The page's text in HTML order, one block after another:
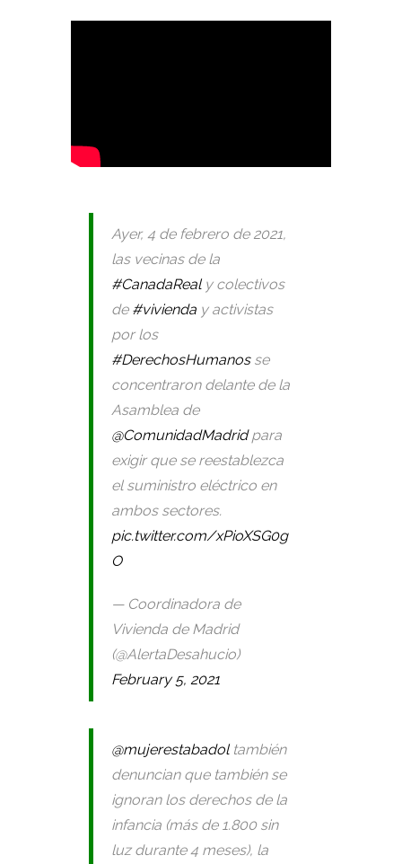
Ayer, 4 de febrero de 2021,
las vecinas de la
#CanadaRealy colectivos
de #vivienda y activistas
por los
#DerechosHumanosse
concentraron delante de la
Asamblea de
@ComunidadMadridpara
exigir que se reestablezca
el suministro eléctrico en
ambos sectores.
pic.twitter.com/xPioXSG0g
O
— Coordinadora de
Vivienda de Madrid
(@AlertaDesahucio)
February 5, 2021
@mujerestabadoltambién
denuncian que también se
ignoran los derechos de la
infancia (más de 1.800 sin
luz durante 4 meses), la